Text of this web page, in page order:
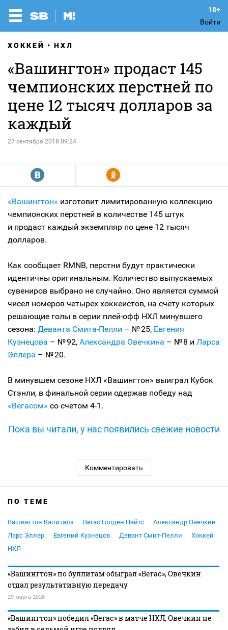
Войти
ХОККЕЙ НХЛ
«Вашингтон» продаст 145
чемпионских перстней по
цене 12 тысяч долларов за
каждый
27 сентября 2018 09:24
R Y
«Вашингтон» изготовит лимитированную коллекцию
чемпионских перстней в количестве 145 штук
и продаст каждый экземпляр по цене 12 тысяч
долларов.
Как сообщает RMNB, перстни будут практически
идентичны оригинальным. Количество выпускаемых
сувениров выбрано не случайно. Оно является суммой
чисел номеров четырех хоккеистов, на счету которых
решающие голы в серии плей-офф НХЛ минувшего
сезона: Деванта Смита-Пелли – № 25, Евгения
Кузнецова – № 92, Александра Овечкина – № 8 и Ларса
Эллера – № 20.
В минувшем сезоне НХЛ «Вашингтон» выиграл Кубок
Стэнли, в финальной серии одержав победу над
«Вегасом» со счетом 4-1.
Пока вы читали, у нас появились свежие новости
Комментировать
ПО ТЕМЕ
Вашингтон Кэпиталз Вегас Голден Найтс
Александр Овечкин
Ларс Эллер
Евгений Кузнецов Девант Смит-Пелли
Хоккей
НХЛ
«Вашингтон» по буллитам обыграл «Вегас», Овечкин
отдал результативную передачу
29 марта 2026
«Вашингтон» победил «Вегас» в матче НХЛ, Овечкин не